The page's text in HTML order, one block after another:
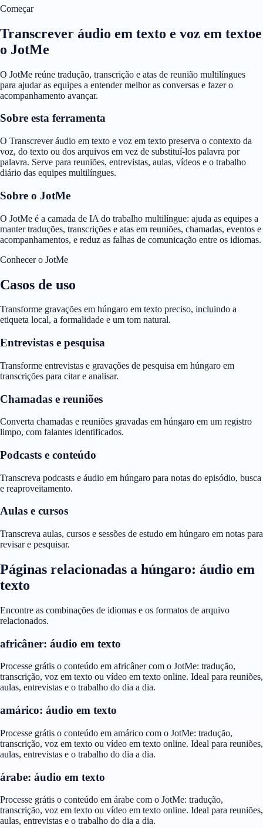
Começar
Transcrever áudio em texto e voz em textoe
o JotMe
O JotMe reúne tradução, transcrição e atas de reunião multilíngues
para ajudar as equipes a entender melhor as conversas e fazer o
acompanhamento avançar.
Sobre esta ferramenta
O Transcrever áudio em texto e voz em texto preserva o contexto da
voz, do texto ou dos arquivos em vez de substituí-los palavra por
palavra. Serve para reuniões, entrevistas, aulas, vídeos e o trabalho
diário das equipes multilíngues.
Sobre o JotMe
O JotMe é a camada de IA do trabalho multilíngue: ajuda as equipes a
manter traduções, transcrições e atas em reuniões, chamadas, eventos e
acompanhamentos, e reduz as falhas de comunicação entre os idiomas.
Conhecer o JotMe
Casos de uso
Transforme gravações em húngaro em texto preciso, incluindo a
etiqueta local, a formalidade e um tom natural.
Entrevistas e pesquisa
Transforme entrevistas e gravações de pesquisa em húngaro em
transcrições para citar e analisar.
Chamadas e reuniões
Converta chamadas e reuniões gravadas em húngaro em um registro
limpo, com falantes identificados.
Podcasts e conteúdo
Transcreva podcasts e áudio em húngaro para notas do episódio, busca
e reaproveitamento.
Aulas e cursos
Transcreva aulas, cursos e sessões de estudo em húngaro em notas para
revisar e pesquisar.
Páginas relacionadas a húngaro: áudio em
texto
Encontre as combinações de idiomas e os formatos de arquivo
relacionados.
africâner: áudio em texto
Processe grátis o conteúdo em africâner com o JotMe: tradução,
transcrição, voz em texto ou vídeo em texto online. Ideal para reuniões,
aulas, entrevistas e o trabalho do dia a dia.
amárico: áudio em texto
Processe grátis o conteúdo em amárico com o JotMe: tradução,
transcrição, voz em texto ou vídeo em texto online. Ideal para reuniões,
aulas, entrevistas e o trabalho do dia a dia.
árabe: áudio em texto
Processe grátis o conteúdo em árabe com o JotMe: tradução,
transcrição, voz em texto ou vídeo em texto online. Ideal para reuniões,
aulas, entrevistas e o trabalho do dia a dia.